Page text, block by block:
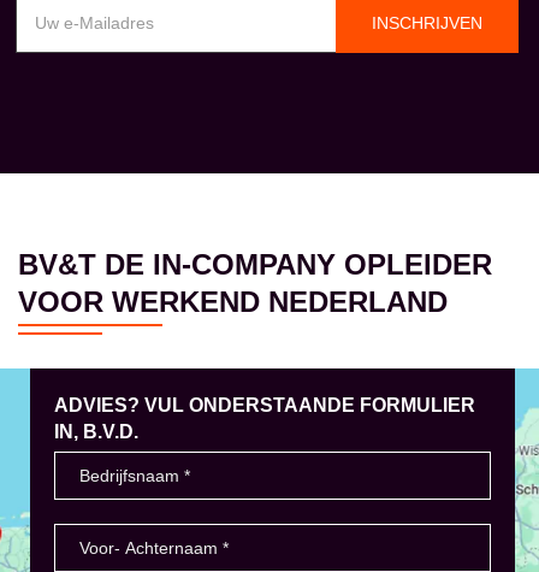
INSCHRIJVEN
BV&T DE IN-COMPANY OPLEIDER
VOOR WERKEND NEDERLAND
ADVIES? VUL ONDERSTAANDE FORMULIER
IN, B.V.D.